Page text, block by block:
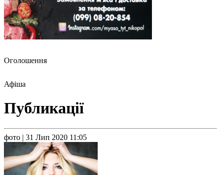
Оголошення
Афіша
Публикації
фото | 31 Лип 2020 11:05